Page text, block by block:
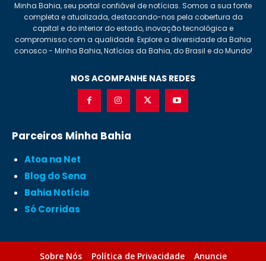
Minha Bahia, seu portal confiável de notícias. Somos a sua fonte
completa e atualizada, destacando-nos pela cobertura da
capital e do interior do estado, inovação tecnológica e
compromisso com a qualidade. Explore a diversidade da Bahia
conosco - Minha Bahia, Notícias da Bahia, do Brasil e do Mundo!
NOS ACOMPANHE NAS REDES
Parceiros Minha Bahia
Atoa na Net
Blog do Sena
Bahia Notícia
Só Corridas
Sobre Nós Política de Privacidade Anuncie